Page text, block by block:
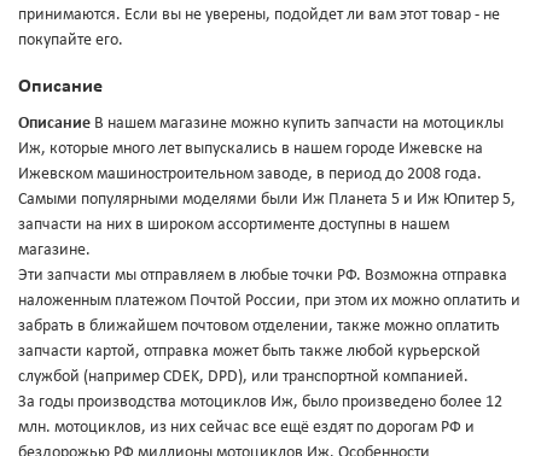
принимаются. Если вы не уверены, подойдет ли вам этот товар - не
покупайте его.
Описание
Описание В нашем магазине можно купить запчасти на мотоциклы
Иж, которые много лет выпускались в нашем городе Ижевске на
Ижевском машиностроительном заводе, в период до 2008 года.
Самыми популярными моделями были Иж Планета 5 и Иж Юпитер 5,
запчасти на них в широком ассортименте доступны в нашем
магазине.
Эти запчасти мы отправляем в любые точки РФ. Возможна отправка
наложенным платежом Почтой России, при этом их можно оплатить и
забрать в ближайшем почтовом отделении, также можно оплатить
запчасти картой, отправка может быть также любой курьерской
службой (например CDEK, DPD), или транспортной компанией.
За годы производства мотоциклов Иж, было произведено более 12
млн. мотоциклов, из них сейчас все ещё ездят по дорогам РФ и